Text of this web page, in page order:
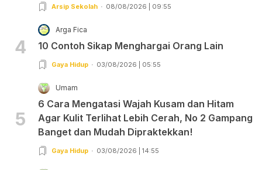
Arsip Sekolah 08/08/2026 | 09:55
4
Arga Fica
10 Contoh Sikap Menghargai Orang Lain
Gaya Hidup 03/08/2026 | 05:55
5
Umam
6 Cara Mengatasi Wajah Kusam dan Hitam
Agar Kulit Terlihat Lebih Cerah, No 2 Gampang
Banget dan Mudah Dipraktekkan!
Gaya Hidup 03/08/2026 | 14:55